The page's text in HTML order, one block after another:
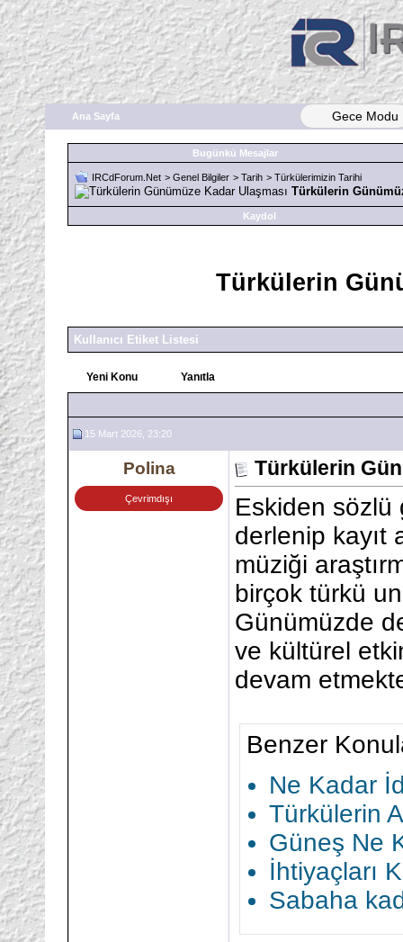
Ana Sayfa Gece Modu
Bugünkü Mesajlar
IRCdForum.Net > Genel Bilgiler > Tarih > Türkülerimizin Tarihi
Türkülerin
Kaydol
Türkülerin
Kullanıcı Etiket Listesi
Yeni Konu Yanıtla
15 Mart 2026, 23:20
Polina
Çevrimdışı
Türkülerin
Eskiden sözlü
derlenip kayıt
müziği
birçok türkü
Günümüzde
ve kültürel
devam
Benzer
Ne Kadar
Türkülerin
Güneş Ne
İhtiyaçları
Sabaha